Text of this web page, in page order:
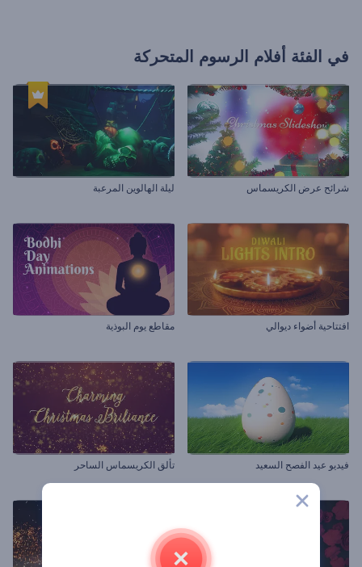
في الفئة أفلام الرسوم المتحركة
شرائح عرض الكريسماس ليلة الهالوين المرعبة
افتتاحية أضواء ديوالي مقاطع يوم البوذية
فيديو عيد الفصح السعيد تألق الكريسماس الساحر